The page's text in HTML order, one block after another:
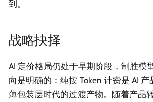
到。
战略抉择
AI 定价格局仍处于早期阶段，制胜模
向是明确的：纯按 Token 计费是 AI 产
薄包装层时代的过渡产物。随着产品